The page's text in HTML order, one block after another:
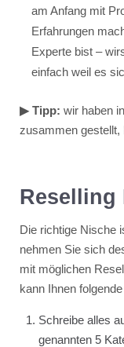
am Anfang mit
Erfahrungen
Experte bist –
einfach weil es
▶︎ Tipp: wir haben
zusammen gestellt,
Reselling
Die richtige Nische
nehmen Sie sich
mit möglichen
kann Ihnen
Schreibe alles
genannten 5